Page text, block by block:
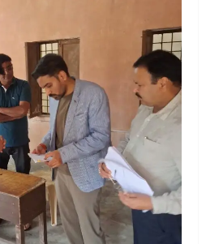
5, 2026
NEWS
वर्ल्ड पीस यूनिवर्सिटी और जर्मनी के
के बीच समझौता; भारतीय छात्रों
वैश्विक अवसर
5, 2026
NEWS
की राजस्थान के मुख्यमंत्री से
भेंट पर्यटन और सांस्कृतिक
के विस्तार पर हुई चर्चा